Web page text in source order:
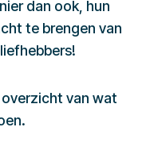
dan ook, hun
te brengen van
van wat